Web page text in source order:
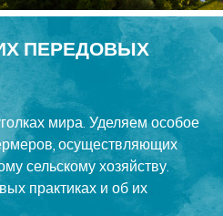
ПЕРЕДОВЫХ
мира. Уделяем особое
осуществляющих
сельскому хозяйству.
практиках и об их